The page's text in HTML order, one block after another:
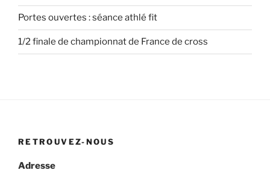
Portes ouvertes : séance athlé fit
1/2 finale de championnat de France de cross
RETROUVEZ-NOUS
Adresse